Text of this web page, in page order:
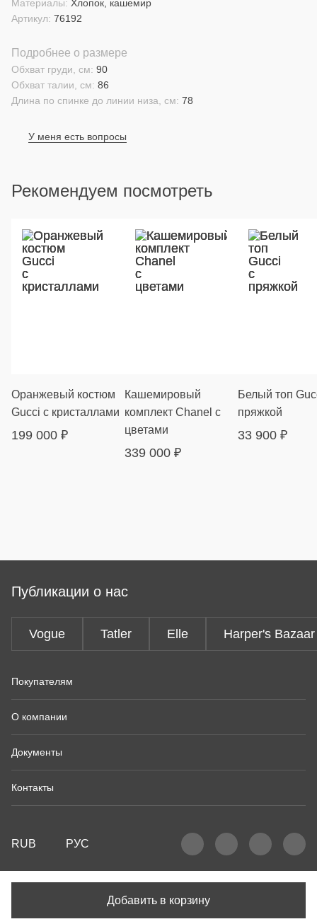
Добавить в корзину
Материалы: Хлопок, кашемир
Артикул: 76192
Подробнее о размере
Длина по спинке до линии низа, см: 78
Обхват талии, см: 86
Обхват груди, см: 90
У меня есть вопросы
Рекомендуем посмотреть
Оранжевый костюм
Gucci с кристаллами
199 000 ₽
Кашемировый
комплект Chanel с
цветами
339 000 ₽
Белый топ
пряжкой
33 900 ₽
Публикации о нас
Vogue Tatler Elle Harper's Bazaar
Покупателям
О компании
Документы
Контакты
RUB РУС